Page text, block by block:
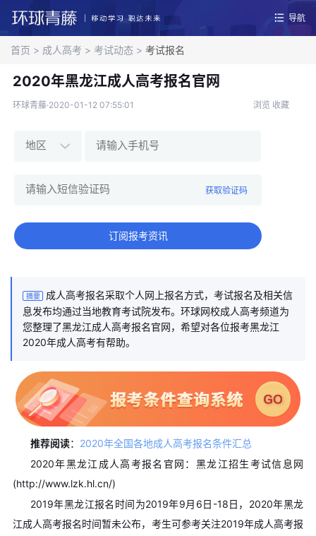
导航
首页 > 成人高考 > 考试动态 > 考试报名
2020年黑龙江成人高考报名官网
环球青藤·2020-01-12 07:55:01 浏览 收藏
获取验证码
订阅报考资讯
摘要
成人高考报名采取个人网上报名方式，考试报名及相关信
息发布均通过当地教育考试院发布。环球网校成人高考频道为
您整理了黑龙江成人高考报名官网，希望对各位报考黑龙江
2020年成人高考有帮助。
推荐阅读： 2020年全国各地成人高考报名条件汇总
2020年黑龙江成人高考报名官网：黑龙江招生考试信息网
(http://www.lzk.hl.cn/)
2019年黑龙江报名时间为2019年9月6日-18日，2020年黑龙
江成人高考报名时间暂未公布，考生可参考关注2019年成人高考报